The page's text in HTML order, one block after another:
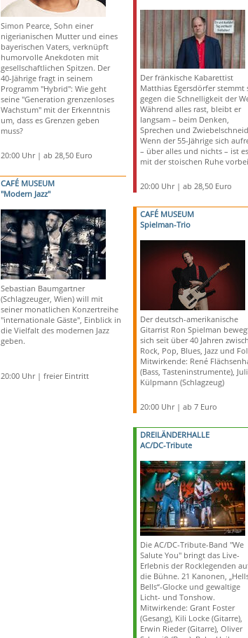
Simon Pearce, Sohn einer
nigerianischen Mutter und eines
bayerischen Vaters, verknüpft
humorvolle Anekdoten mit
gesellschaftlichen Spitzen. Der
40-Jährige fragt in seinem
Programm "Hybrid": Wie geht
seine "Generation grenzenloses
Wachstum" mit der Erkenntnis
um, dass es Grenzen geben
muss?
20:00 Uhr | ab 28,50 Euro
CAFÉ MUSEUM
"Modern Jazz"
Sebastian Baumgartner
(Schlagzeuger, Wien) will mit
seiner monatlichen Konzertreihe
"internationale Gäste", Einblick in
die Vielfalt des modernen Jazz
geben.
20:00 Uhr | freier Eintritt
Der fränkische Kabarettist
Matthias Egersdörfer stemmt
gegen die Schnelligkeit der
Während alles rast, bleibt er
langsam – beim Denken,
Sprechen und
Wenn der 55-Jährige sich
– über alles und nichts – ist es
mit der stoischen Ruhe
20:00 Uhr | ab 28,50 Euro
CAFÉ MUSEUM
Spielman-Trio
Der deutsch-amerikanische
Gitarrist Ron Spielman
sich seit über 40 Jahren
Rock, Pop, Blues, Jazz und
Mitwirkende: René
(Bass, Tasteninstrumente),
Külpmann (Schlagzeug)
20:00 Uhr | ab 7 Euro
DREILÄNDERHALLE
AC/DC-Tribute
Die AC/DC-Tribute-Band "We
Salute You" bringt das Live-
Erlebnis der Rocklegenden
die Bühne. 21 Kanonen,
Bells“-Glocke und gewaltige
Licht- und Tonshow.
Mitwirkende: Grant Foster
(Gesang), Kili Locke (Gitarre),
Erwin Rieder (Gitarre), Oliver